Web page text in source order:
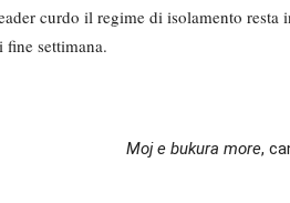
curdo il regime di isolamento resta
fine settimana.
Moj e bukura more,